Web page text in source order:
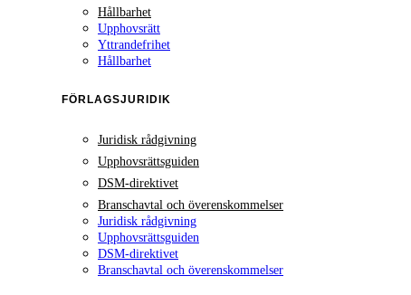
Hållbarhet
Upphovsrätt
Yttrandefrihet
Hållbarhet
FÖRLAGSJURIDIK
Juridisk rådgivning
Upphovsrättsguiden
DSM-direktivet
Branschavtal och överenskommelser
Juridisk rådgivning
Upphovsrättsguiden
DSM-direktivet
Branschavtal och överenskommelser